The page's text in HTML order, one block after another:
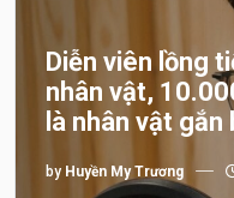
Diễn viên lồng
nhân vật,
là nhân vật gắn
by Huyền My Trương